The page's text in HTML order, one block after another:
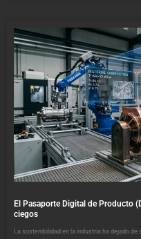
El Pasaporte Digital de Producto
ciegos
La sostenibilidad en la industria ha dejado